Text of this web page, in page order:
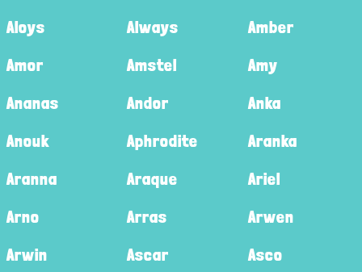
Aloys Always
Amber
Amor
Amstel
Amy
Ananas
Andor
Anka
Anouk
Aphrodite
Aranka
Aranna
Araque
Ariel
Arno
Arras
Arwen
Arwin
Ascar
Asco